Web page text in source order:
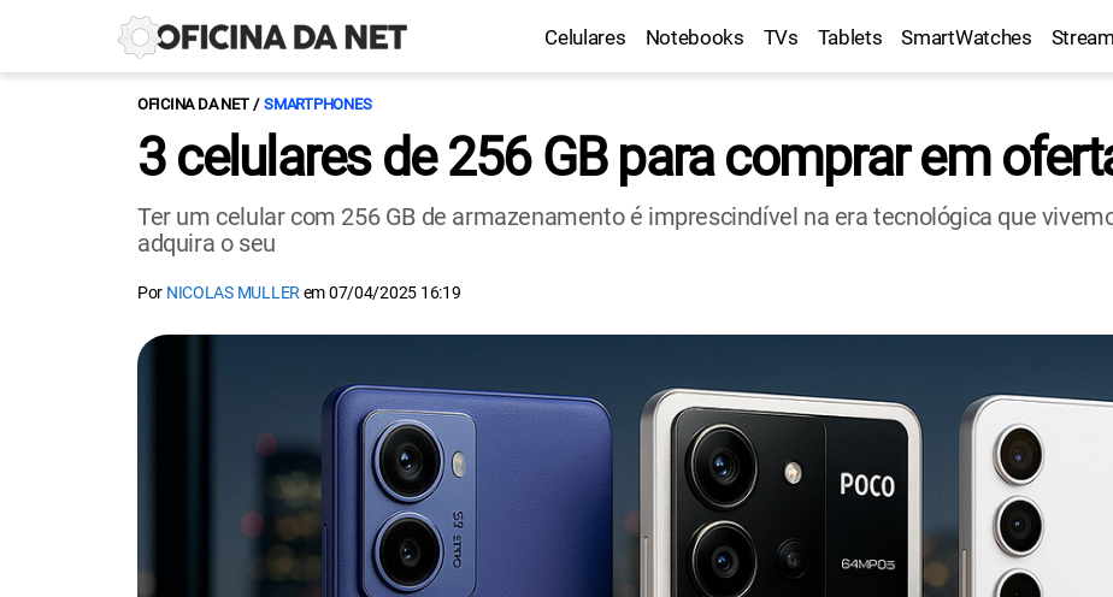
Celulares Notebooks TVs Tablets SmartWatches
OFICINA DA NET SMARTPHONES
3 celulares de 256 GB para comprar em
Ter um celular com 256 GB de armazenamento é imprescindível na era tecnológica que
adquira o seu
Por NICOLAS MULLER em07/04/2025 16:19